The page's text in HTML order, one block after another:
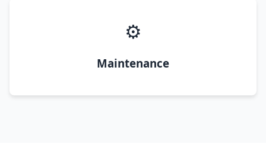
⚙️
Maintenance